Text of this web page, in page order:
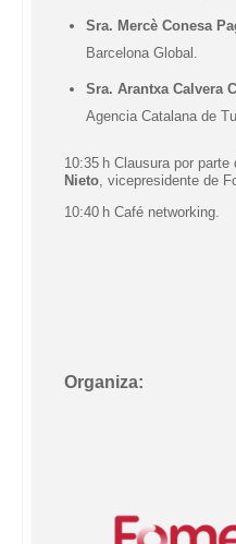
Sra. Mercè Conesa
Barcelona Global.
Sra. Arantxa Calvera
Agencia Catalana de
10:35 h Clausura por parte
Nieto, vicepresidente de
10:40 h Café networking.
Organiza: